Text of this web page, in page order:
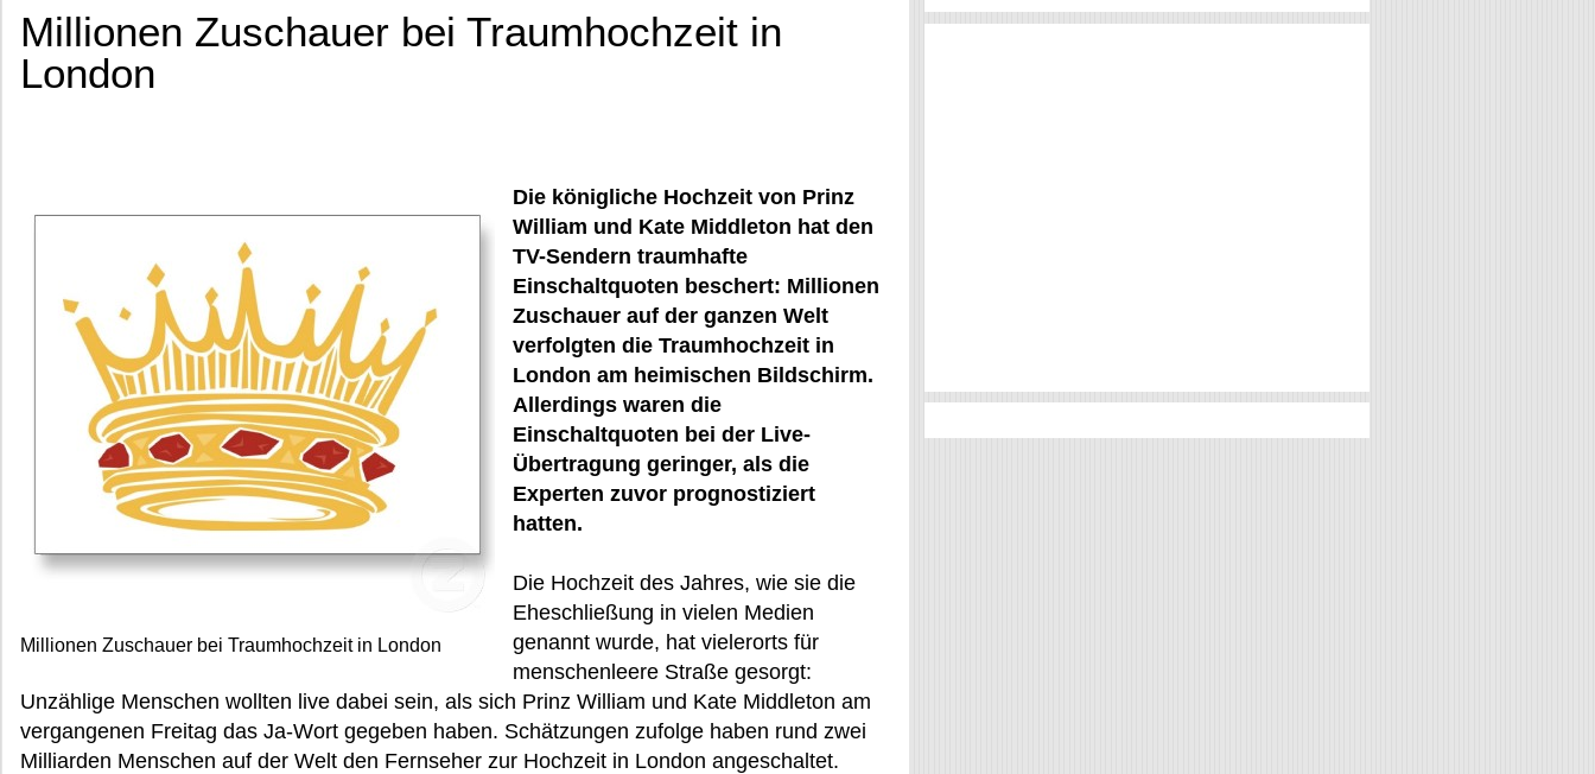
Millionen Zuschauer bei Traumhochzeit in
London
Millionen Zuschauer bei Traumhochzeit in London
Die königliche Hochzeit von Prinz
William und Kate Middleton hat den
TV-Sendern traumhafte
Einschaltquoten beschert: Millionen
Zuschauer auf der ganzen Welt
verfolgten die Traumhochzeit in
London am heimischen Bildschirm.
Allerdings waren die
Einschaltquoten bei der Live-
Übertragung geringer, als die
Experten zuvor prognostiziert
hatten.
Die Hochzeit des Jahres, wie sie die
Eheschließung in vielen Medien
genannt wurde, hat vielerorts für
menschenleere Straße gesorgt:
Unzählige Menschen wollten live dabei sein, als sich Prinz William und Kate Middleton am
vergangenen Freitag das Ja-Wort gegeben haben. Schätzungen zufolge haben rund zwei
Milliarden Menschen auf der Welt den Fernseher zur Hochzeit in London angeschaltet.